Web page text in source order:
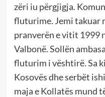
zëri iu përgjigja.
fluturime. Jemi takuar
pranverën e vitit 1999
Valbonë. Sollën
fluturim i vështirë. Sa
Kosovës dhe serbët
maja e Kollatës mund